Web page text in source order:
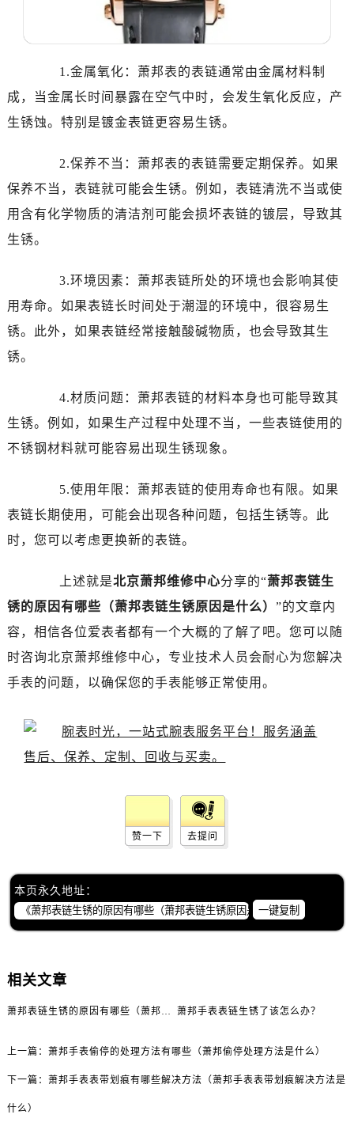
1.金属氧化：萧邦表的表链通常由金属材料制
成，当金属长时间暴露在空气中时，会发生氧化反应，产
生锈蚀。特别是镀金表链更容易生锈。
2.保养不当：萧邦表的表链需要定期保养。如果
保养不当，表链就可能会生锈。例如，表链清洗不当或使
用含有化学物质的清洁剂可能会损坏表链的镀层，导致其
生锈。
3.环境因素：萧邦表链所处的环境也会影响其使
用寿命。如果表链长时间处于潮湿的环境中，很容易生
锈。此外，如果表链经常接触酸碱物质，也会导致其生
锈。
4.材质问题：萧邦表链的材料本身也可能导致其
生锈。例如，如果生产过程中处理不当，一些表链使用的
不锈钢材料就可能容易出现生锈现象。
5.使用年限：萧邦表链的使用寿命也有限。如果
表链长期使用，可能会出现各种问题，包括生锈等。此
时，您可以考虑更换新的表链。
上述就是北京萧邦维修中心分享的“萧邦表链生
锈的原因有哪些（萧邦表链生锈原因是什么） ”的文章内
容，相信各位爱表者都有一个大概的了解了吧。您可以随
时咨询北京萧邦维修中心，专业技术人员会耐心为您解决
手表的问题，以确保您的手表能够正常使用。
赞一下 去提问
本页永久地址：
一键复制
相关文章
萧邦手表表链生锈了该怎么办？
上一篇： 萧邦手表偷停的处理方法有哪些（萧邦偷停处理方法是什么）
下一篇： 萧邦手表表带划痕有哪些解决方法（萧邦手表表带划痕解决方法是
什么）